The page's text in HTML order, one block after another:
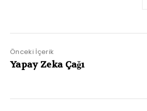
Önceki İçerik
Yapay Zeka Çağı